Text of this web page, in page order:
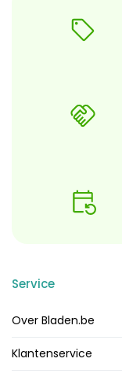
Service
Over Bladen.be
Klantenservice